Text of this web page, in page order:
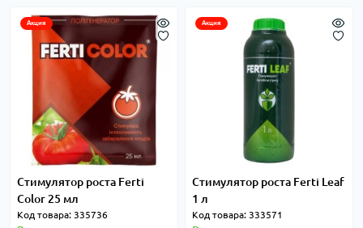
Акция
Стимулятор роста Ferti
Color 25 мл
Код товара: 335736
Акция
Стимулятор роста Ferti Leaf
1 л
Код товара: 333571